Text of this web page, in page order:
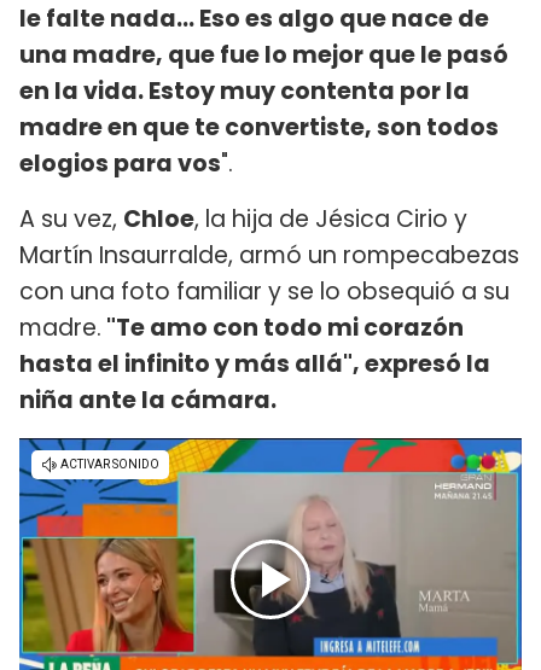
le falte nada... Eso es algo que nace de
una madre, que fue lo mejor que le pasó
en la vida. Estoy muy contenta por la
madre en que te convertiste, son todos
elogios para vos".
A su vez, Chloe, la hija de Jésica Cirio y
Martín Insaurralde, armó un rompecabezas
con una foto familiar y se lo obsequió a su
madre. "Te amo con todo mi corazón
hasta el infinito y más allá", expresó la
niña ante la cámara.